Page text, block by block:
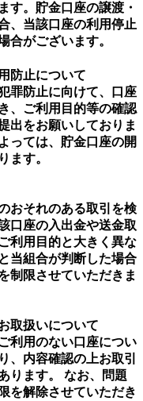
す。貯金口座の譲渡・
、当該口座の利用停止
合がございます。
防止について
罪防止に向けて、口座
、ご利用目的等の確認
出をお願いしておりま
っては、貯金口座の開
ます。
おそれのある取引を検
口座の入出金や送金取
利用目的と大きく異な
当組合が判断した場合
制限させていただきま
取扱いについて
利用のない口座につい
、内容確認の上お取引
ります。 なお、問題
を解除させていただき